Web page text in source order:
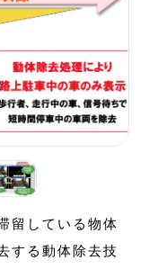
留している物体
する動体除去技